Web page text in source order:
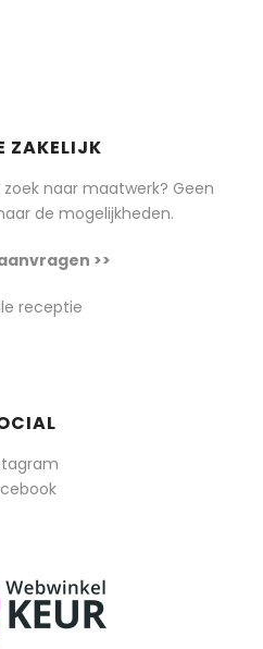
ZAKELIJK
naar maatwerk? Geen
de mogelijkheden.
>>
receptie